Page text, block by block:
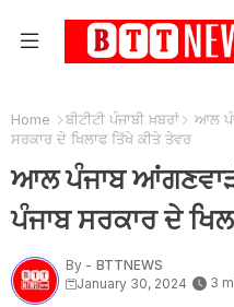
Home ਬੀਟੀਟੀ ਪੰਜਾਬੀ ਖ਼ਬਰਾਂ
ਆਲ
ਸਰਕਾਰ ਦੇ ਖਿਲਾਫ ਤਿੱਖੇ ਕੀਤੇ ਤੇਵਰ
ਆਲ ਪੰਜਾਬ
ਪੰਜਾਬ ਸਰਕਾਰ ਦੇ
By - BTTNEWS
January 30, 2024
3